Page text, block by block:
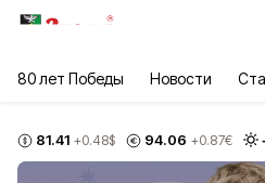
80 лет Победы Новости
81.41 +0.48$ 94.06 +0.87€